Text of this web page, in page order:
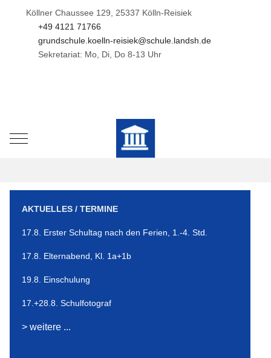
Köllner Chaussee 129, 25337 Kölln-Reisiek
+49 4121 71766
grundschule.koelln-reisiek@schule.landsh.de
Sekretariat: Mo, Di, Do 8-13 Uhr
Mobile Menu Toggle
AKTUELLES / TERMINE
17.8. Erster Schultag nach den Ferien, 1.-4. Std.
17.8. Elternabend, Kl. 1a+1b
19.8. Einschulung
17.+28.8. Schulfotograf
> weitere ...